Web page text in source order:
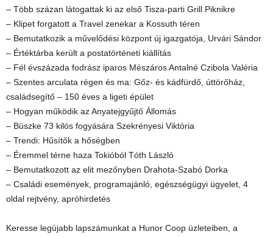
– Több százan látogattak ki az első Tisza-parti Grill Piknikre
– Klipet forgatott a Travel zenekar a Kossuth téren
– Bemutatkozik a művelődési központ új igazgatója, Urvári Sándor
– Értéktárba került a postatörténeti kiállítás
– Fél évszázada fodrász iparos Mészáros Antalné Czibola Valéria
– Szentes arculata régen és ma: Gőz- és kádfürdő, úttörőház,
családsegítő – 150 éves a ligeti épület
– Hogyan működik az Anyatejgyűjtő Állomás
– Büszke 73 kilós fogyására Szekrényesi Viktória
– Trendi: Hűsítők a hőségben
– Éremmel térne haza Tokióból Tóth László
– Bemutatkozott az elit mezőnyben Drahota-Szabó Dorka
– Családi események, programajánló, egészségügyi ügyelet, 4
oldal rejtvény, apróhirdetés
Keresse legújabb lapszámunkat a Hunor Coop üzleteiben, a